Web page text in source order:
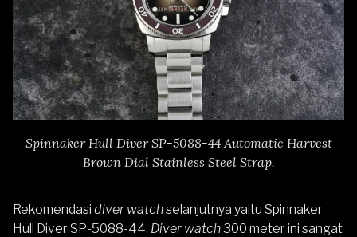
Spinnaker Hull Diver SP-5088-44 Automatic Harvest
Brown Dial Stainless Steel Strap.
Rekomendasi diver watchselanjutnya yaitu Spinnaker
Hull Diver SP-5088-44. Diver watch300 meter ini sangat